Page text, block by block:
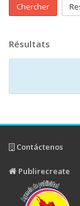
Chercher
Résultats
Contáctenos
Publirecreate